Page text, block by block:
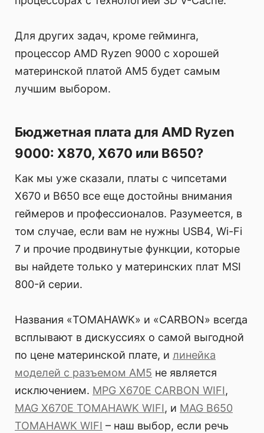
Для других задач, кроме гейминга,
процессор AMD Ryzen 9000 с хорошей
материнской платой AM5 будет самым
лучшим выбором.
Бюджетная плата для AMD Ryzen
9000: X870, X670 или B650?
Как мы уже сказали, платы с чипсетами
X670 и B650 все еще достойны внимания
геймеров и профессионалов. Разумеется, в
том случае, если вам не нужны USB4, Wi-Fi
7 и прочие продвинутые функции, которые
вы найдете только у материнских плат MSI
800-й серии.
Названия «TOMAHAWK» и «CARBON» всегда
всплывают в дискуссиях о самой выгодной
по цене материнской плате, и линейка
моделей с разъемом AM5 не является
исключением. MPG X670E CARBON WIFI,
MAG X670E TOMAHAWK WIFI, и MAG B650
TOMAHAWK WIFI – наш выбор, если речь